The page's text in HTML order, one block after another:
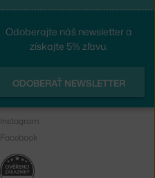
Odoberajte náš newsletter a
získajte 5% zľavu.
ODOBERAŤ NEWSLETTER
Instagram
Facebook